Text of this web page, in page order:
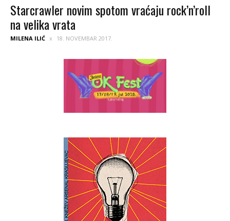
Starcrawler novim spotom vraćaju rock’n’roll
na velika vrata
MILENA ILIĆ 18. NOVEMBAR 2017.